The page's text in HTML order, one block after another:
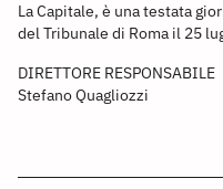
La Capitale, è una testata
del Tribunale di Roma il 25
DIRETTORE RESPONSABILE
Stefano Quagliozzi